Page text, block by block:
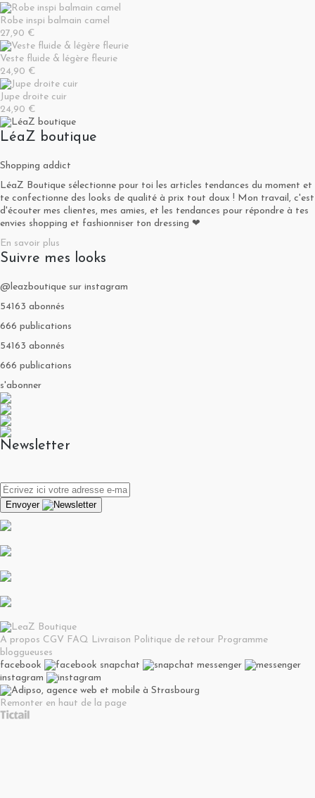
Robe inspi balmain camel
27,90 €
Veste fluide & légère fleurie
24,90 €
Jupe droite cuir
24,90 €
LéaZ boutique
Shopping addict
LéaZ Boutique sélectionne pour toi les articles tendances du moment et
te confectionne des looks de qualité à prix tout doux ! Mon travail, c'est
d'écouter mes clientes, mes amies, et les tendances pour répondre à tes
envies shopping et fashionniser ton dressing ❤
En savoir plus
Suivre mes looks
@leazboutique sur instagram
54163 abonnés
666 publications
54163 abonnés
666 publications
s'abonner
Newsletter
Envoyer
A propos CGV FAQ Livraison Politique de retour Programme
bloggueuses
facebook
snapchat
messenger
instagram
Remonter en haut de la page